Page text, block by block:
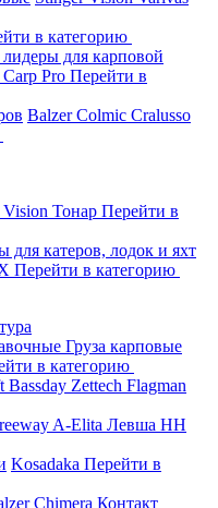
в категорию
для карповой
Carp Pro Перейти в
BalzerColmic Cralusso
Vision Тонар Перейти в
катеров, лодок и яхт
Перейти в категорию
Груза карповые
в категорию
Bassday Zettech Flagman
A-Elita Левша НН
Kosadaka Перейти в
Chimera Контакт